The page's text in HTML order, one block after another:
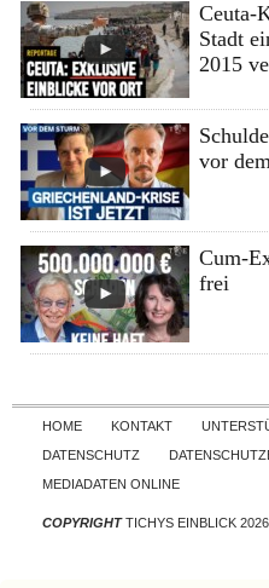
Ceuta-
Stadt
2015
vor
Cum-
frei
HOME KONTAKT
DATENSCHUTZ
MEDIADATEN ONLINE
COPYRIGHTTICHYS EINBLICK 2026